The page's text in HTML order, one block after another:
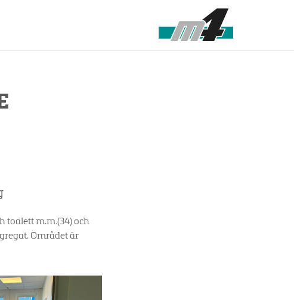
toalett m.m.(34) och
Området är